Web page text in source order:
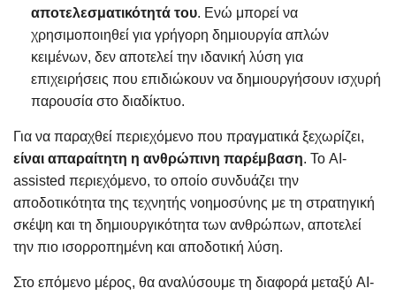
αποτελεσματικότητά του. Ενώ μπορεί να
χρησιμοποιηθεί για γρήγορη δημιουργία απλών
κειμένων, δεν αποτελεί την ιδανική λύση για
επιχειρήσεις που επιδιώκουν να δημιουργήσουν ισχυρή
παρουσία στο διαδίκτυο.
Για να παραχθεί περιεχόμενο που πραγματικά ξεχωρίζει,
είναι απαραίτητη η ανθρώπινη παρέμβαση. Το AI-
assisted περιεχόμενο, το οποίο συνδυάζει την
αποδοτικότητα της τεχνητής νοημοσύνης με τη στρατηγική
σκέψη και τη δημιουργικότητα των ανθρώπων, αποτελεί
την πιο ισορροπημένη και αποδοτική λύση.
Στο επόμενο μέρος, θα αναλύσουμε τη διαφορά μεταξύ AI-